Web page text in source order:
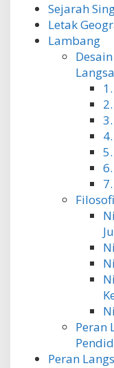
Sejarah
Letak
Lambang
Langsa
Peran
Peran